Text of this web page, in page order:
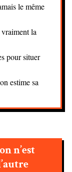
le même
la
pour situer
estime sa
n’est